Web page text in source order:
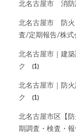
北名古屋市 消防
北名古屋市 防火
査/定期報告/株式
北名古屋市｜建
ク
(1)
北名古屋市｜防
ク
(1)
北名古屋市区【
期調査・検査